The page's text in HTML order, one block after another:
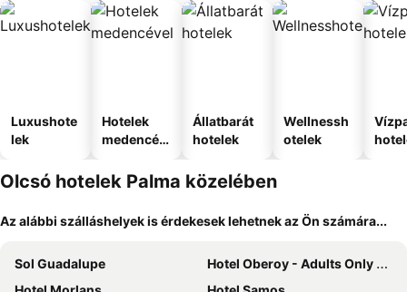
Luxushote
lek
Hotelek
medencév
Állatbarát
hotelek
Wellnessh
otelek
Olcsó hotelek Palma közelében
Az alábbi szálláshelyek is érdekesek lehetnek az Ön számára...
Sol Guadalupe
Hotel Oberoy - Adults Only +16